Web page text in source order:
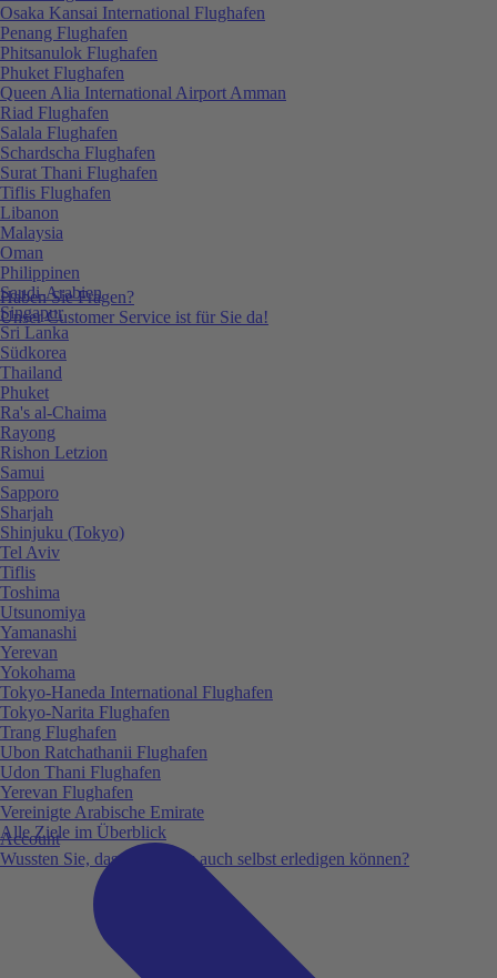
Haben Sie Fragen?
Unser Customer Service ist für Sie da!
Account
Wussten Sie, dass Sie vieles auch selbst erledigen können?
Osaka Kansai International Flughafen
Penang Flughafen
Phitsanulok Flughafen
Phuket Flughafen
Queen Alia International Airport Amman
Riad Flughafen
Salala Flughafen
Schardscha Flughafen
Surat Thani Flughafen
Tiflis Flughafen
Libanon
Malaysia
Oman
Philippinen
Saudi-Arabien
Singapur
Sri Lanka
Südkorea
Thailand
Phuket
Ra's al-Chaima
Rayong
Rishon Letzion
Samui
Sapporo
Sharjah
Shinjuku (Tokyo)
Tel Aviv
Tiflis
Toshima
Utsunomiya
Yamanashi
Yerevan
Yokohama
Tokyo-Haneda International Flughafen
Tokyo-Narita Flughafen
Trang Flughafen
Ubon Ratchathanii Flughafen
Udon Thani Flughafen
Yerevan Flughafen
Vereinigte Arabische Emirate
Alle Ziele im Überblick